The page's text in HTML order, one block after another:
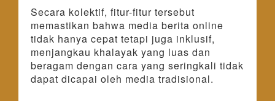
Secara kolektif, fitur-fitur tersebut
memastikan bahwa media berita online
tidak hanya cepat tetapi juga inklusif,
menjangkau khalayak yang luas dan
beragam dengan cara yang seringkali tidak
dapat dicapai oleh media tradisional.